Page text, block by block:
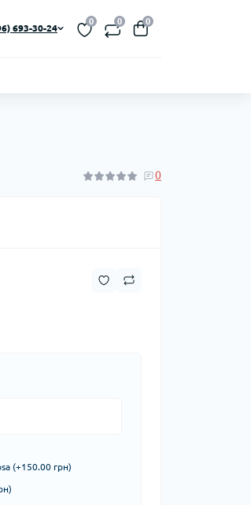
693-30-24
0 0 0
0
(+150.00 грн)